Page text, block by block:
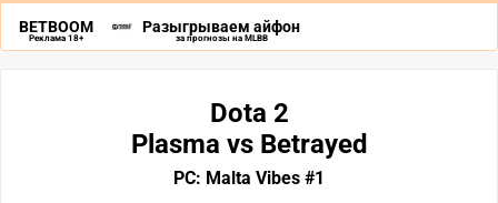
BETBOOM
Реклама 18+
Разыгрываем айфон
за прогнозы на MLBB
Dota 2
Plasma vs Betrayed
PC: Malta Vibes #1